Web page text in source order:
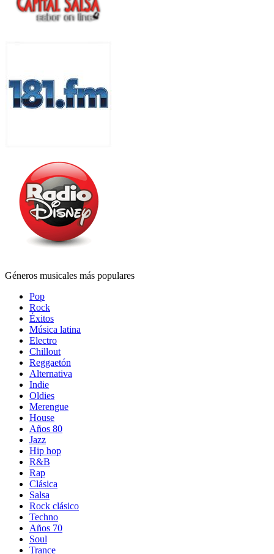
Géneros musicales más populares
Pop
Rock
Éxitos
Música latina
Electro
Chillout
Reggaetón
Alternativa
Indie
Oldies
Merengue
House
Años 80
Jazz
Hip hop
R&B
Rap
Clásica
Salsa
Rock clásico
Techno
Años 70
Soul
Trance